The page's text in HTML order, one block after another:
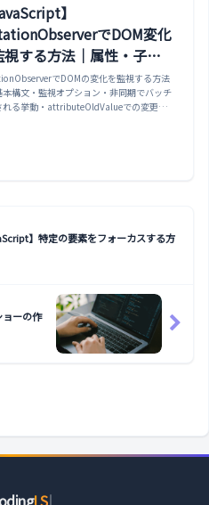
】
でDOM変化
視する方法｜属性・子要
非同期バッチ・無限ルー
策まで
でDOMの変化を監視する方法
本構文・監視オプション・非同期でバッチ
れる挙動・attributeOldValueでの変更前
】特定の要素をフォーカスする方
ョーの作
LS